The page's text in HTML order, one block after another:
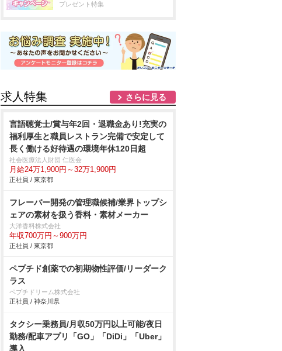
プレゼント特集
求人特集 さらに見る
言語聴覚士/賞与年2回・退職金あり!充実の
福利厚生と職員レストラン完備で安定して
長く働ける好待遇の環境年休120日超
社会医療法人財団 仁医会
月給24万1,900円～32万1,900円
正社員 / 東京都
フレーバー開発の管理職候補/業界トップシ
ェアの素材を扱う香料・素材メーカー
大洋香料株式会社
年収700万円～900万円
正社員 / 東京都
ペプチド創薬での初期物性評価/リーダーク
ラス
ペプチドリーム株式会社
正社員 / 神奈川県
タクシー乗務員/月収50万円以上可能/夜日
勤務/配車アプリ「GO」「DiDi」「Uber」
導入